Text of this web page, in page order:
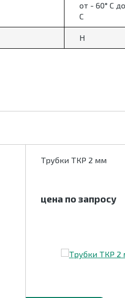
от - 60° С
С
Н
Трубки ТКР 2 мм
цена по запросу